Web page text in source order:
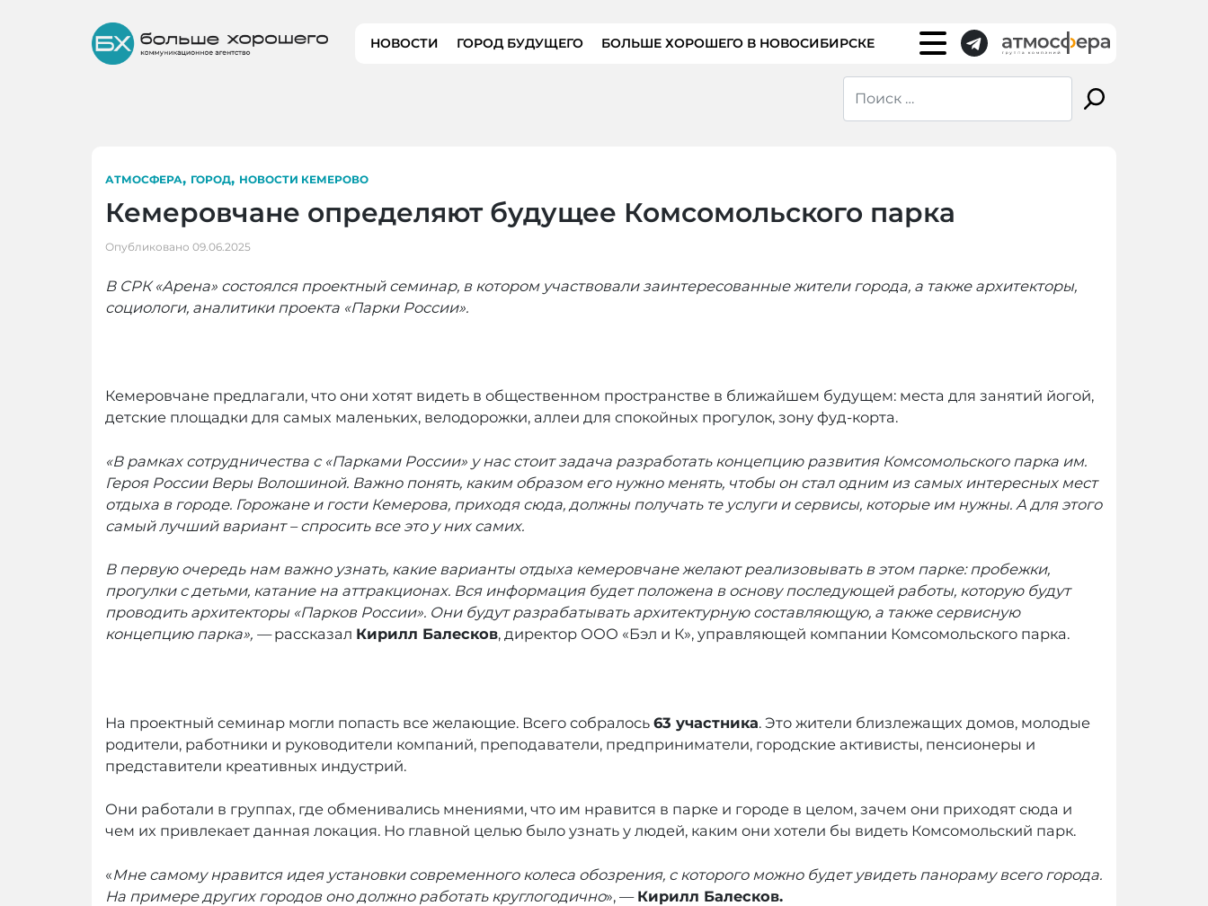
НОВОСТИ ГОРОД БУДУЩЕГО БОЛЬШЕ ХОРОШЕГО В НОВОСИБИРСКЕ
АТМОСФЕРА, ГОРОД, НОВОСТИ КЕМЕРОВО
Кемеровчане определяют будущее Комсомольского парка
Опубликовано 09.06.2025
В СРК«Арена» состоялся проектный семинар, в котором участвовали заинтересованные жители города, а также архитекторы,
социологи, аналитики проекта «Парки России».
Кемеровчане предлагали, что они хотят видеть в общественном пространстве в ближайшем будущем: места для занятий йогой,
детские площадки для самых маленьких, велодорожки, аллеи для спокойных прогулок, зону фуд-корта.
«В рамках сотрудничества с «Парками России» у нас стоит задача разработать концепцию развития Комсомольского парка им.
Героя России Веры Волошиной. Важно понять, каким образом его нужно менять, чтобы он стал одним из самых интересных мест
отдыха в городе. Горожане и гости Кемерова, приходя сюда, должны получать те услуги и сервисы, которые им нужны. А для этого
самый лучший вариант – спросить все это у них самих.
В первую очередь нам важно узнать, какие варианты отдыха кемеровчане желают реализовывать в этом парке: пробежки,
прогулки с детьми, катание на аттракционах. Вся информация будет положена в основу последующей работы, которую будут
проводить архитекторы «Парков России». Они будут разрабатывать архитектурную составляющую, а также сервисную
концепцию парка», —рассказал Кирилл Балесков, директор ООО «Бэл и К», управляющей компании Комсомольского парка.
На проектный семинар могли попасть все желающие. Всего собралось 63 участника. Это жители близлежащих домов, молодые
родители, работники и руководители компаний, преподаватели, предприниматели, городские активисты, пенсионеры и
представители креативных индустрий.
Они работали в группах, где обменивались мнениями, что им нравится в парке и городе в целом, зачем они приходят сюда и
чем их привлекает данная локация. Но главной целью было узнать у людей, каким они хотели бы видеть Комсомольский парк.
«Мне самому нравится идея установки современного колеса обозрения, с которого можно будет увидеть панораму всего города.
На примере других городов оно должно работать круглогодично», — Кирилл Балесков.